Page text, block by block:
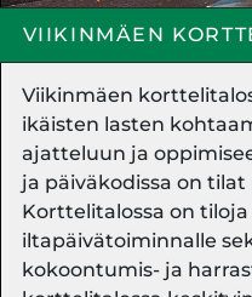
VIIKINMÄEN
Viikinmäen
ikäisten lasten
ajatteluun ja
ja päiväkodissa on tilat
Korttelitalossa on
iltapäivätoiminnalle
kokoontumis- ja